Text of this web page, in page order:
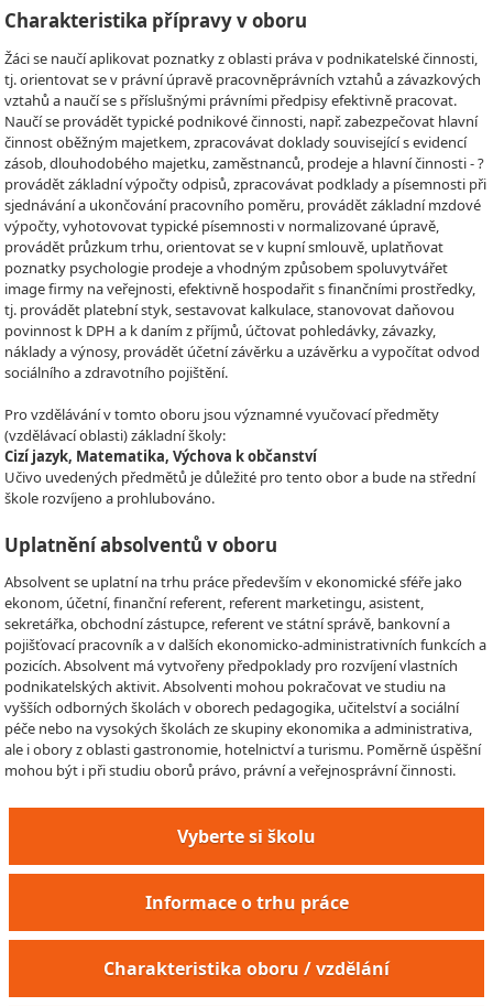
Charakteristika přípravy v oboru
Žáci se naučí aplikovat poznatky z oblasti práva v podnikatelské činnosti,
tj. orientovat se v právní úpravě pracovněprávních vztahů a závazkových
vztahů a naučí se s příslušnými právními předpisy efektivně pracovat.
Naučí se provádět typické podnikové činnosti, např. zabezpečovat hlavní
činnost oběžným majetkem, zpracovávat doklady související s evidencí
zásob, dlouhodobého majetku, zaměstnanců, prodeje a hlavní činnosti - ?
provádět základní výpočty odpisů, zpracovávat podklady a písemnosti při
sjednávání a ukončování pracovního poměru, provádět základní mzdové
výpočty, vyhotovovat typické písemnosti v normalizované úpravě,
provádět průzkum trhu, orientovat se v kupní smlouvě, uplatňovat
poznatky psychologie prodeje a vhodným způsobem spoluvytvářet
image firmy na veřejnosti, efektivně hospodařit s finančními prostředky,
tj. provádět platební styk, sestavovat kalkulace, stanovovat daňovou
povinnost k DPH a k daním z příjmů, účtovat pohledávky, závazky,
náklady a výnosy, provádět účetní závěrku a uzávěrku a vypočítat odvod
sociálního a zdravotního pojištění.
Pro vzdělávání v tomto oboru jsou významné vyučovací předměty
(vzdělávací oblasti) základní školy:
Cizí jazyk, Matematika, Výchova k občanství
Učivo uvedených předmětů je důležité pro tento obor a bude na střední
škole rozvíjeno a prohlubováno.
Uplatnění absolventů v oboru
Absolvent se uplatní na trhu práce především v ekonomické sféře jako
ekonom, účetní, finanční referent, referent marketingu, asistent,
sekretářka, obchodní zástupce, referent ve státní správě, bankovní a
pojišťovací pracovník a v dalších ekonomicko-administrativních funkcích a
pozicích. Absolvent má vytvořeny předpoklady pro rozvíjení vlastních
podnikatelských aktivit. Absolventi mohou pokračovat ve studiu na
vyšších odborných školách v oborech pedagogika, učitelství a sociální
péče nebo na vysokých školách ze skupiny ekonomika a administrativa,
ale i obory z oblasti gastronomie, hotelnictví a turismu. Poměrně úspěšní
mohou být i při studiu oborů právo, právní a veřejnosprávní činnosti.
Vyberte si školu
Informace o trhu práce
Charakteristika oboru / vzdělání